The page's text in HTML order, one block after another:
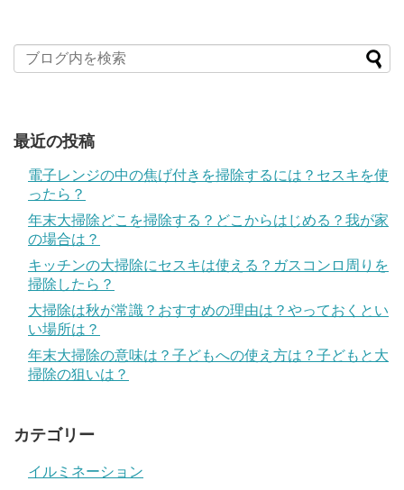
最近の投稿
電子レンジの中の焦げ付きを掃除するには？セスキを使
ったら？
年末大掃除どこを掃除する？どこからはじめる？我が家
の場合は？
キッチンの大掃除にセスキは使える？ガスコンロ周りを
掃除したら？
大掃除は秋が常識？おすすめの理由は？やっておくとい
い場所は？
年末大掃除の意味は？子どもへの使え方は？子どもと大
掃除の狙いは？
カテゴリー
イルミネーション